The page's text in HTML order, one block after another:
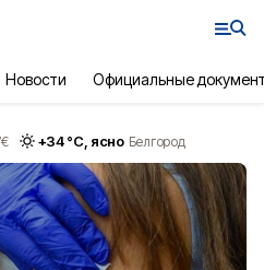
Новости Официальные
€ +34°С, ясно Белгород